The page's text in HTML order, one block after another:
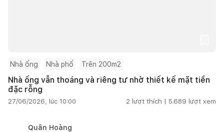
Nhà ống Nhà phố Trên 200m2
Nhà ống vẫn thoáng và riêng tư nhờ thiết kế mặt tiền
đặc rỗng
27/06/2026, lúc 10:00 2 lượt thích | 5.689 lượt xem
Quân Hoàng